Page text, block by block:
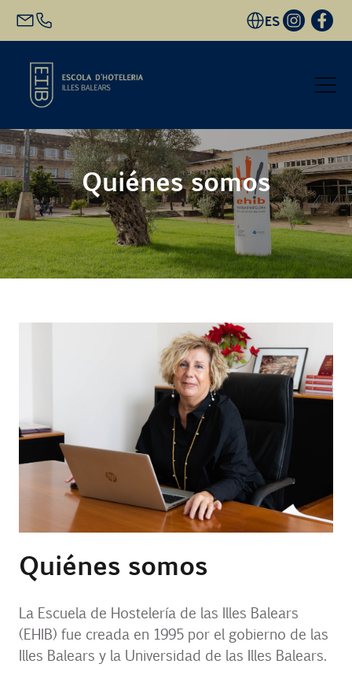
ES
Inicio
Oferta académica
Futuro alumnado
Uib
ES
Quiénes somos
Quiénes somos
La Escuela de Hostelería de las Illes Balears
(EHIB) fue creada en 1995 por el gobierno de las
Illes Balears y la Universidad de las Illes Balears.